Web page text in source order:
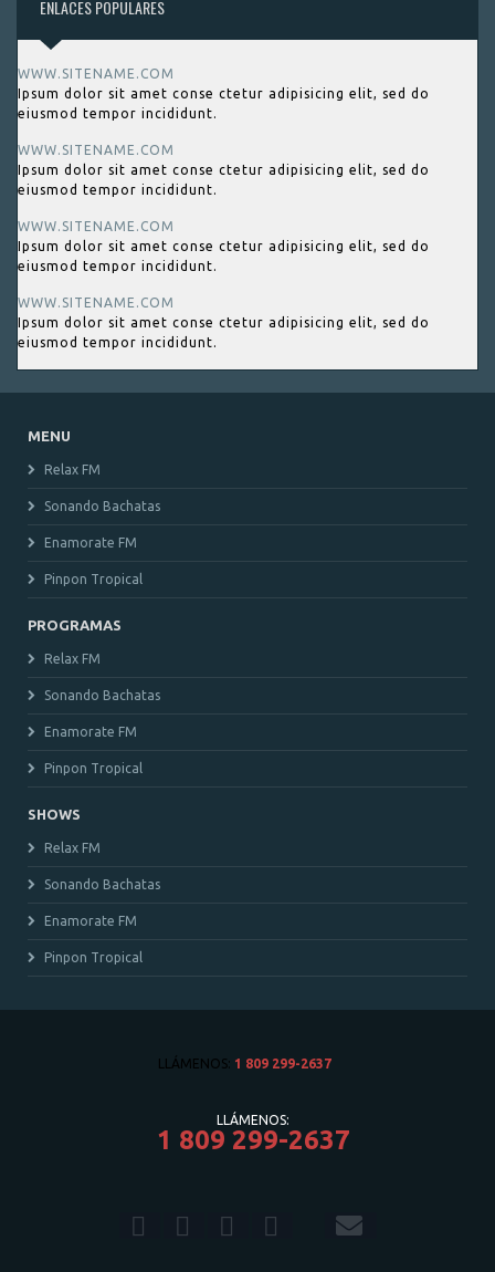
ENLACES POPULARES
WWW.SITENAME.COM
Ipsum dolor sit amet conse ctetur adipisicing elit, sed do
eiusmod tempor incididunt.
WWW.SITENAME.COM
Ipsum dolor sit amet conse ctetur adipisicing elit, sed do
eiusmod tempor incididunt.
WWW.SITENAME.COM
Ipsum dolor sit amet conse ctetur adipisicing elit, sed do
eiusmod tempor incididunt.
WWW.SITENAME.COM
Ipsum dolor sit amet conse ctetur adipisicing elit, sed do
eiusmod tempor incididunt.
MENU
Relax FM
Sonando Bachatas
Enamorate FM
Pinpon Tropical
PROGRAMAS
Relax FM
Sonando Bachatas
Enamorate FM
Pinpon Tropical
SHOWS
Relax FM
Sonando Bachatas
Enamorate FM
Pinpon Tropical
LLÁMENOS: 1 809 299-2637
LLÁMENOS:
1 809 299-2637